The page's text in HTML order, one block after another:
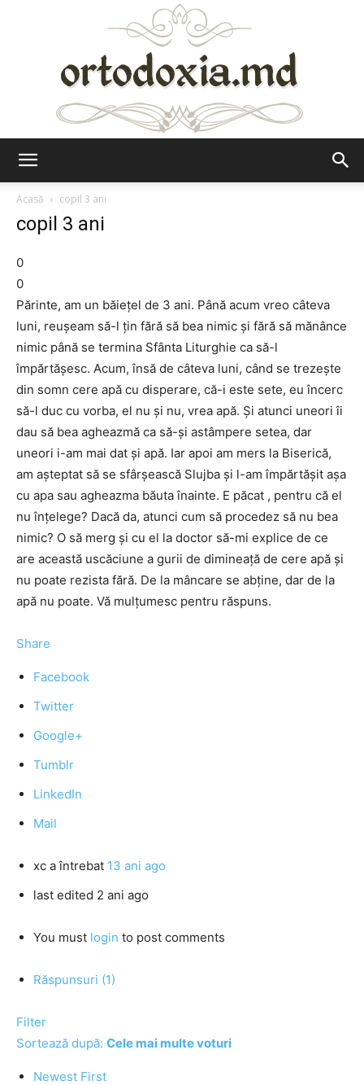
Acasă
copil 3 ani
copil 3 ani
0
0
Părinte, am un băiețel de 3 ani. Până acum vreo câteva
luni, reușeam să-l țin fără să bea nimic și fără să mănânce
nimic până se termina Sfânta Liturghie ca să-l
împărtășesc. Acum, însă de câteva luni, când se trezește
din somn cere apă cu disperare, că-i este sete, eu încerc
să-l duc cu vorba, el nu și nu, vrea apă. Și atunci uneori îi
dau să bea agheazmă ca să-și astâmpere setea, dar
uneori i-am mai dat și apă. Iar apoi am mers la Biserică,
am așteptat să se sfârșească Slujba și l-am împărtășit așa
cu apa sau agheazma băuta înainte. E păcat , pentru că el
nu înțelege? Dacă da, atunci cum să procedez să nu bea
nimic? O să merg și cu el la doctor să-mi explice de ce
are această uscăciune a gurii de dimineață de cere apă și
nu poate rezista fără. De la mâncare se abține, dar de la
apă nu poate. Vă mulțumesc pentru răspuns.
Share
Facebook
Twitter
Google+
Tumblr
LinkedIn
Mail
xc a întrebat 13 ani ago
last edited 2 ani ago
You must login to post comments
Răspunsuri (1)
Filter
Sortează după: Cele mai multe voturi
Newest First